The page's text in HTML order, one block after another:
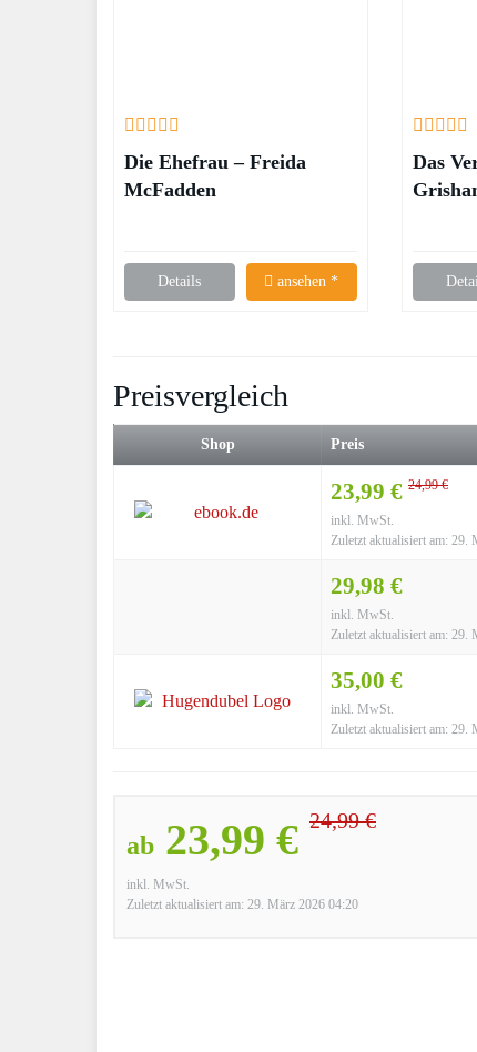
Die Ehefrau – Freida
McFadden
Details ansehen *
Das
Preisvergleich
Shop Preis
23,99 € 24,99 €
inkl. MwSt.
Zuletzt aktualisiert am: 29.
29,98 €
inkl. MwSt.
Zuletzt aktualisiert am: 29.
35,00 €
inkl. MwSt.
Zuletzt aktualisiert am: 29.
ab 23,99 € 24,99 €
inkl. MwSt.
Zuletzt aktualisiert am: 29. März 2026 04:20